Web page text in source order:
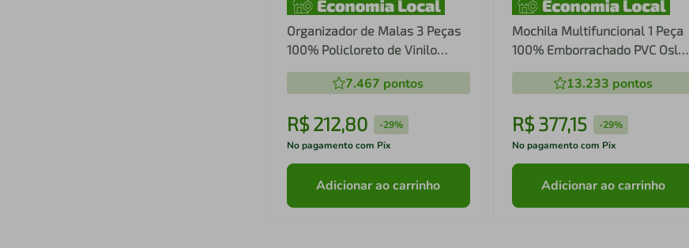
Organizador de Malas 3 Peças
100% Policloreto de Vinilo
Transparente - Batistela
7.467 pontos
R$ 212,80 -29%
No pagamento com Pix
Adicionar ao carrinho
Mochila Multifuncional 1 Peça
100% Emborrachado PVC Oslo -
Batistela
13.233 pontos
R$ 377,15 -29%
No pagamento com Pix
Adicionar ao carrinho